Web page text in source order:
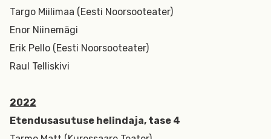
Targo Miilimaa (Eesti Noorsooteater)
Enor Niinemägi
Erik Pello (Eesti Noorsooteater)
Raul Telliskivi
2022
Etendusasutuse helindaja, tase 4